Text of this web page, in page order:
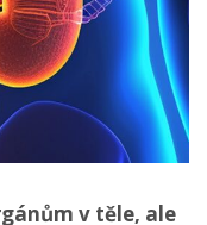
v těle, ale